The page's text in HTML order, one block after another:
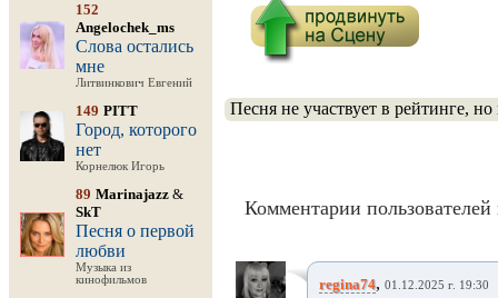
152
Angelochek_ms
Слова остались
мне
Литвинкович Евгений
149 PITT
Город, которого
нет
Корнелюк Игорь
89 Marinajazz &
SkT
Песня о первой
любви
Музыка из
кинофильмов
Песня не участвует в рейтинге,
Комментарии пользователей
regina74, 01.12.2025 г. 19:30